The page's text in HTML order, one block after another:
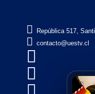
 República 517,
 contacto@uestv.cl

